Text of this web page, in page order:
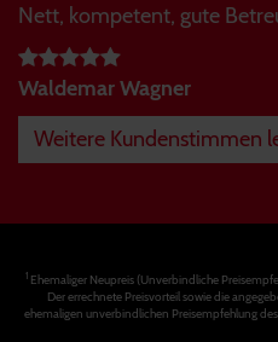
Nett, kompetent, gute
Waldemar Wagner
Weitere Kundenstimmen
1Ehemaliger Neupreis (Unverbindliche
Der errechnete Preisvorteil sowie die
ehemaligen unverbindlichen Preisempfehlung des